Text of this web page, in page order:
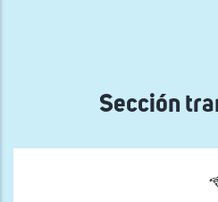
navegación
Sección